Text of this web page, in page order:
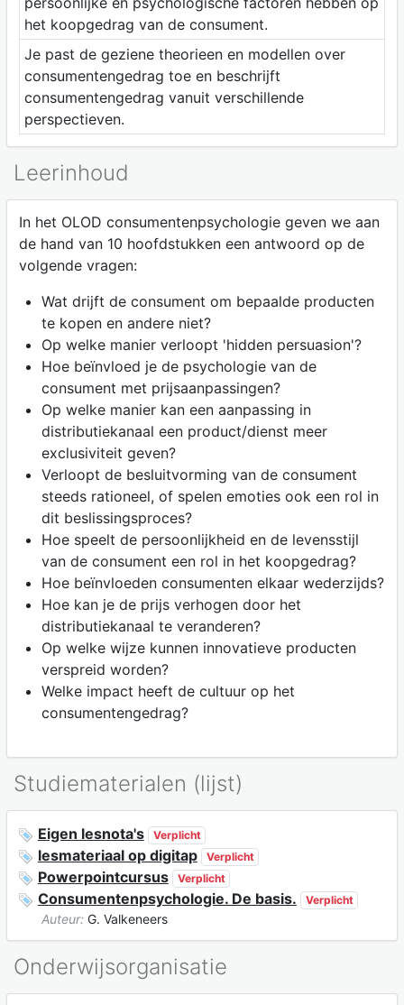
het koopgedrag van de consument.
Je past de geziene theorieen en modellen over
consumentengedrag toe en beschrijft
consumentengedrag vanuit verschillende
perspectieven.
Leerinhoud
In het OLOD consumentenpsychologie geven we aan
de hand van 10 hoofdstukken een antwoord op de
volgende vragen:
Wat drijft de consument om bepaalde producten
te kopen en andere niet?
Op welke manier verloopt 'hidden persuasion'?
Hoe beïnvloed je de psychologie van de
consument met prijsaanpassingen?
Op welke manier kan een aanpassing in
distributiekanaal een product/dienst meer
exclusiviteit geven?
Verloopt de besluitvorming van de consument
steeds rationeel, of spelen emoties ook een rol in
dit beslissingsproces?
Hoe speelt de persoonlijkheid en de levensstijl
van de consument een rol in het koopgedrag?
Hoe beïnvloeden consumenten elkaar wederzijds?
Hoe kan je de prijs verhogen door het
distributiekanaal te veranderen?
Op welke wijze kunnen innovatieve producten
verspreid worden?
Welke impact heeft de cultuur op het
consumentengedrag?
Studiematerialen (lijst)
Eigen lesnota's Verplicht
lesmateriaal op digitap Verplicht
Powerpointcursus Verplicht
Consumentenpsychologie. De basis. Verplicht
Auteur: G. Valkeneers
Onderwijsorganisatie